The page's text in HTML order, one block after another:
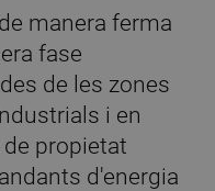
manera ferma
fase
de les zones
i en
propietat
d'energia